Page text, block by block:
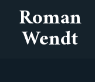
Roman
Wendt